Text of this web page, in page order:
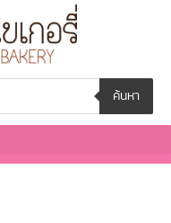
ค้นหา